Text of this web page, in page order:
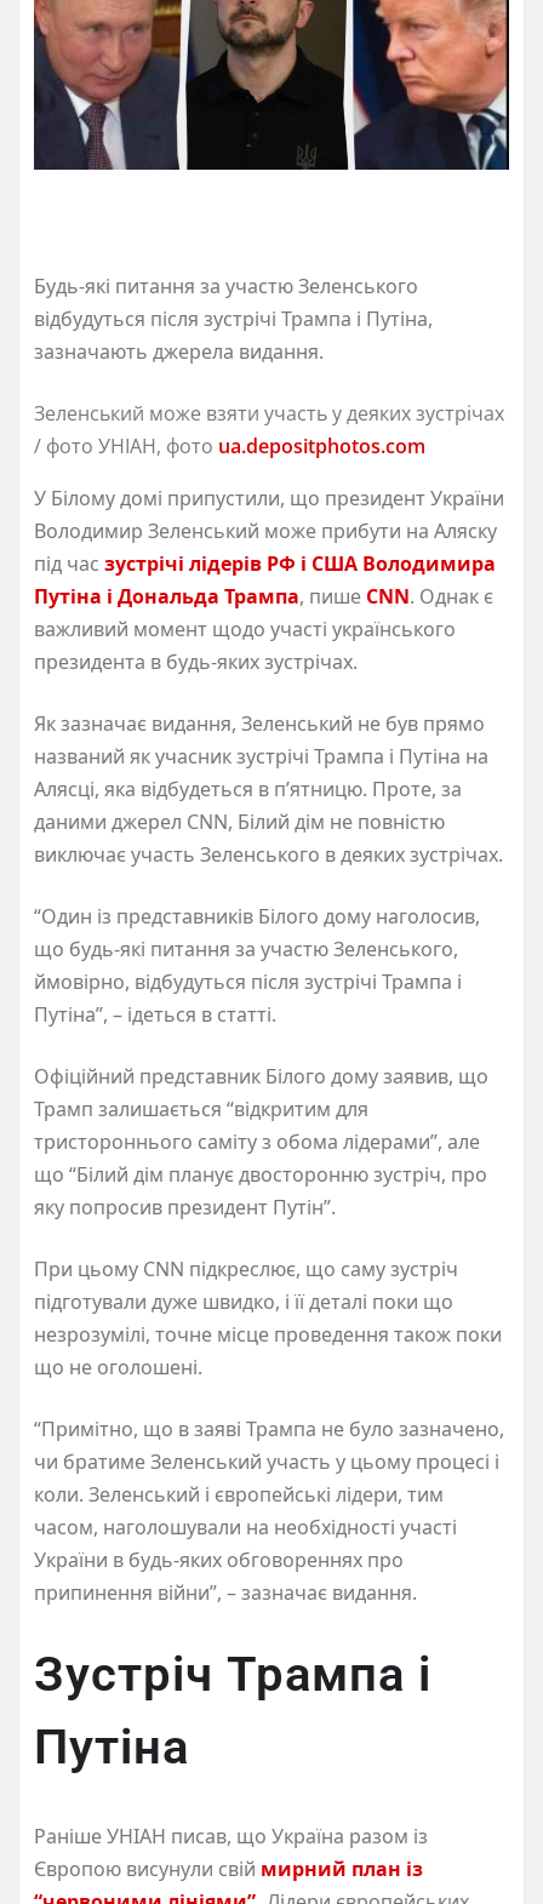
Будь-які питання за участю Зеленського
відбудуться після зустрічі Трампа і Путіна,
зазначають джерела видання.
Зеленський може взяти участь у деяких зустрічах
/ фото УНІАН, фото ua.depositphotos.com
У Білому домі припустили, що президент України
Володимир Зеленський може прибути на Аляску
під час зустрічі лідерів РФ і США Володимира
Путіна і Дональда Трампа, пише CNN. Однак є
важливий момент щодо участі українського
президента в будь-яких зустрічах.
Як зазначає видання, Зеленський не був прямо
названий як учасник зустрічі Трампа і Путіна на
Алясці, яка відбудеться в п’ятницю. Проте, за
даними джерел CNN, Білий дім не повністю
виключає участь Зеленського в деяких зустрічах.
“Один із представників Білого дому наголосив,
що будь-які питання за участю Зеленського,
ймовірно, відбудуться після зустрічі Трампа і
Путіна”, – ідеться в статті.
Офіційний представник Білого дому заявив, що
Трамп залишається “відкритим для
тристороннього саміту з обома лідерами”, але
що “Білий дім планує двосторонню зустріч, про
яку попросив президент Путін”.
При цьому CNN підкреслює, що саму зустріч
підготували дуже швидко, і її деталі поки що
незрозумілі, точне місце проведення також поки
що не оголошені.
“Примітно, що в заяві Трампа не було зазначено,
чи братиме Зеленський участь у цьому процесі і
коли. Зеленський і європейські лідери, тим
часом, наголошували на необхідності участі
України в будь-яких обговореннях про
припинення війни”, – зазначає видання.
Зустріч Трампа і
Путіна
Раніше УНІАН писав, що Україна разом із
Європою висунули свій мирний план із